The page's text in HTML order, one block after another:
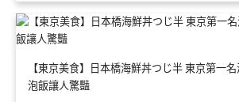
【東京美食】日本橋海鮮丼つじ半 東京第一
泡飯讓人驚豔